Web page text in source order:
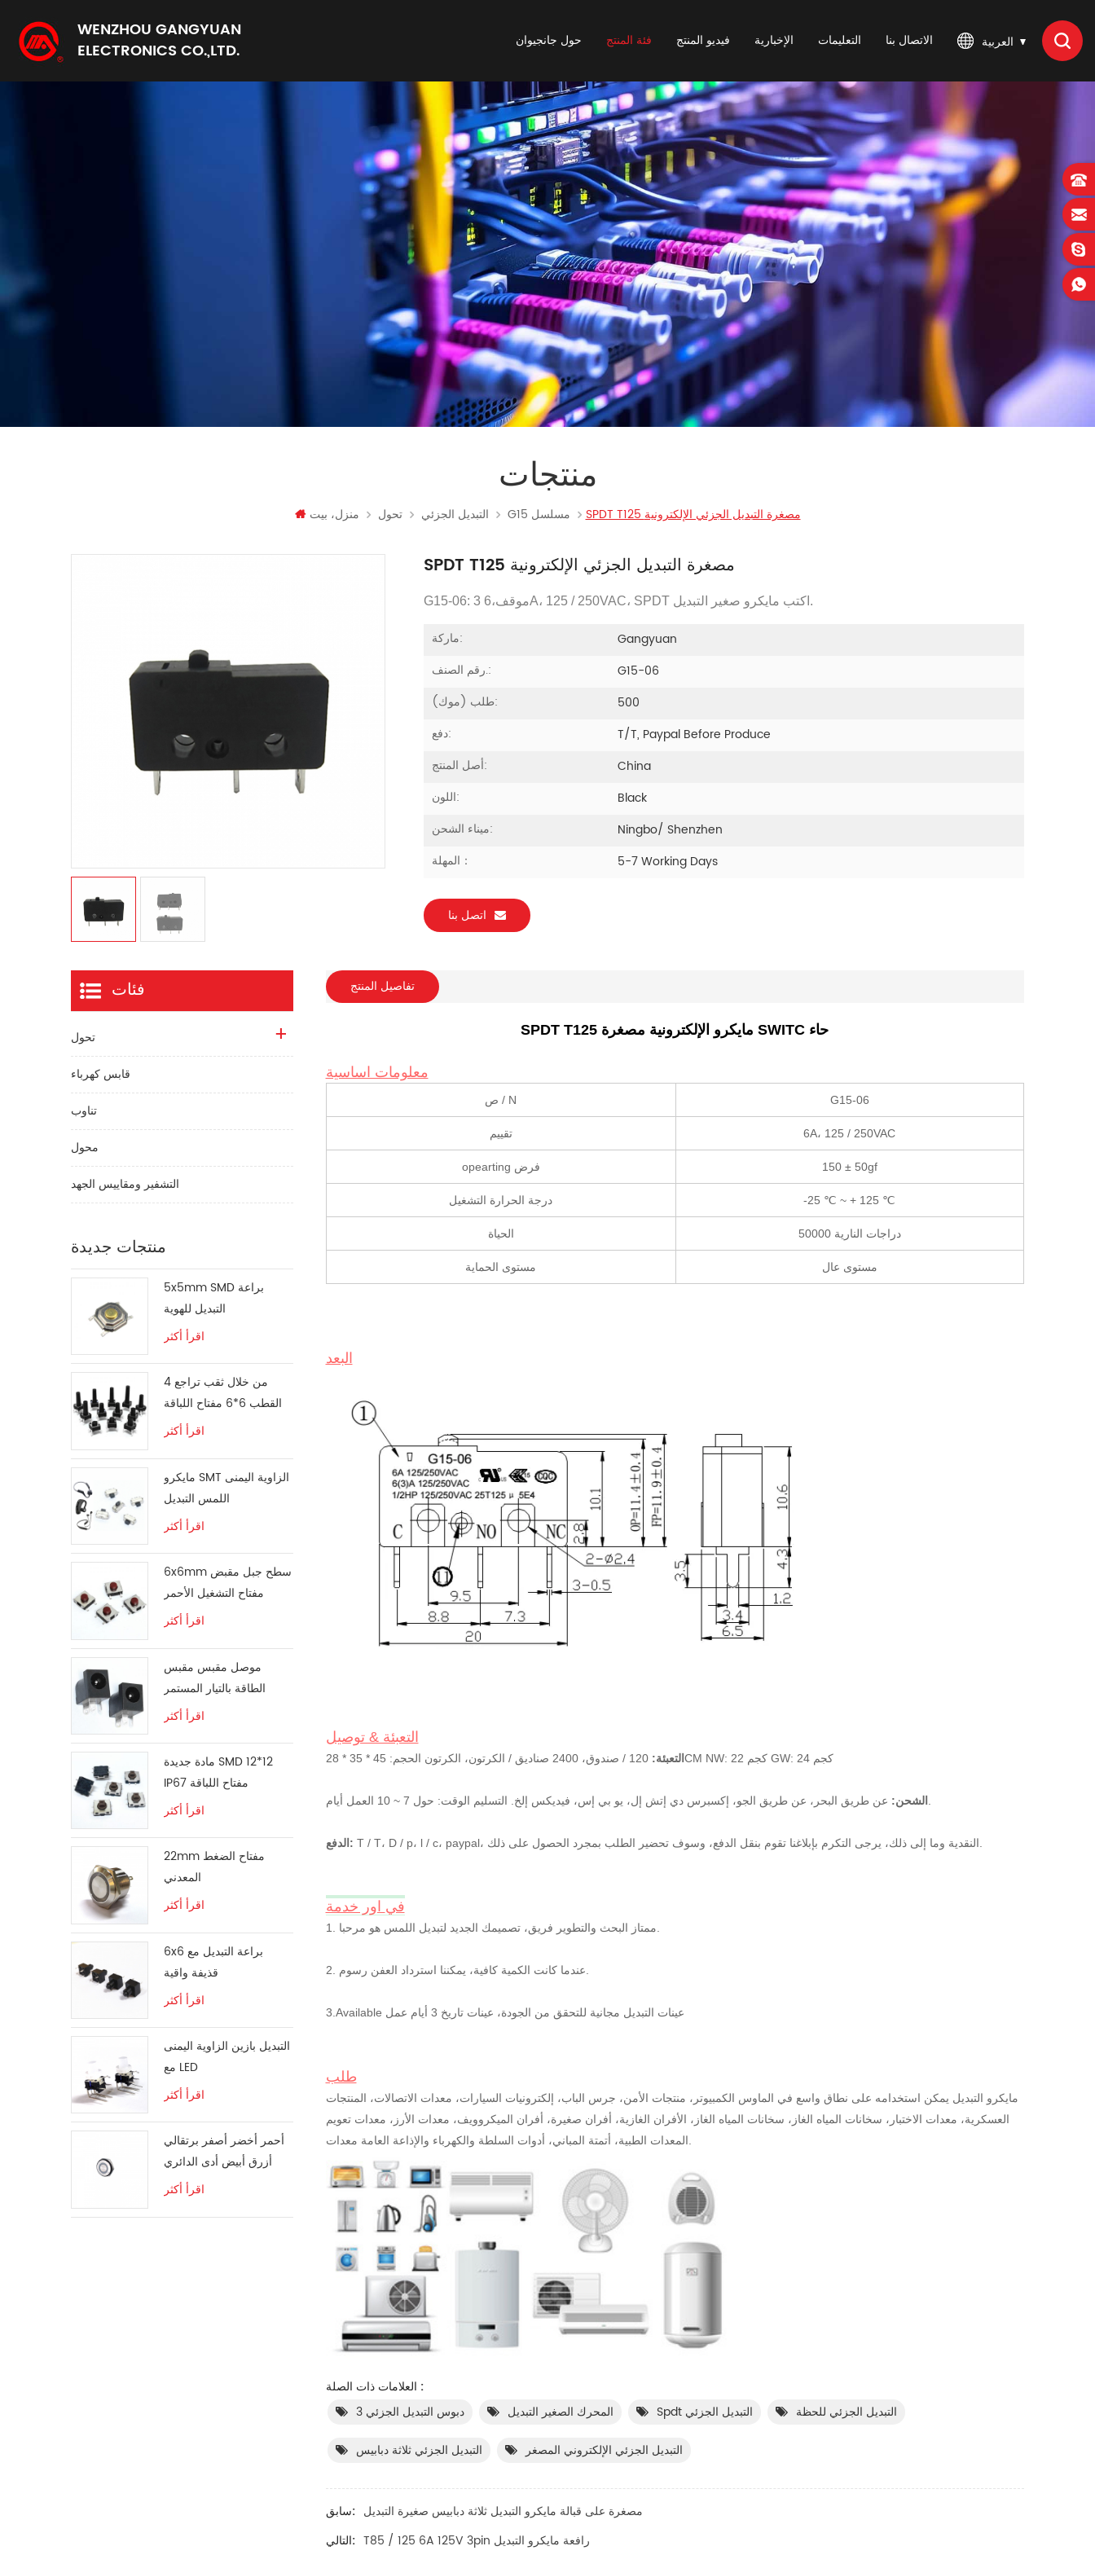
WENZHOU GANGYUAN
ELECTRONICS CO.,LTD.
العربية حول جانجيوان فئة المنتج فيديو المنتج الإخبارية التعليمات الاتصال بنا
منتجات
منزل، بيت تحول التبديل الجزئي G15 مسلسل SPDT T125 مصغرة التبديل الجزئي الإلكترونية
SPDT T125 مصغرة التبديل الجزئي الإلكترونية
G15-06: 3 موقف، 6A، 125 / 250VAC، SPDT اكتب مايكرو صغير التبديل.
ماركة:
Gangyuan
رقم الصنف.:
G15-06
طلب (موك):
500
دفع:
T/T, Paypal Before Produce
أصل المنتج:
China
اللون:
Black
ميناء الشحن:
Ningbo/ Shenzhen
المهلة：
5-7 Working Days
اتصل بنا
تفاصيل المنتج
SPDT T125 مايكرو الإلكترونية مصغرة SWITC حاء
معلومات اساسية
ص / N G15-06
تقييم 6A، 125 / 250VAC
opearting فرض 150 ± 50gf
درجة الحرارة التشغيل -25 ℃ ~ + 125 ℃
الحياة 50000 دراجات النارية
مستوى الحماية مستوى عال
البعد
التعبئة & توصيل
التعبئة: 120 / صندوق، 2400 صناديق / الكرتون، الكرتون الحجم: 45 * 35 * 28CM NW: 22 كجم GW: 24 كجم
الشحن:
الدفع:
في اور خدمة
3.Available عينات التبديل مجانية للتحقق من الجودة، عينات تاريخ 3 أيام عمل
طلب
مايكرو التبديل يمكن استخدامه على نطاق واسع في الماوس الكمبيوتر، منتجات الأمن، جرس الباب، إلكترونيات السيارات، معدات الاتصالات، المنتجات
العسكرية، معدات الاختبار، سخانات المياه الغاز، سخانات المياه الغاز، الأفران الغازية، أفران صغيرة، أفران الميكروويف، معدات الأرز، معدات تعويم
العلامات ذات الصلة :
3 دبوس التبديل الجزئي
المحرك الصغير التبديل Spdt التبديل الجزئي التبديل الجزئي للحظة
التبديل الجزئي ثلاثة دبابيس التبديل الجزئي الإلكتروني المصغر
سابق: مصغرة على قبالة مايكرو التبديل ثلاثة دبابيس صغيرة التبديل
التالي:
T85 / 125 6A 125V 3pin رافعة مايكرو التبديل
فئات
تحول
قابس كهرباء
تناوب
محول
التشفير ومقاييس الجهد
منتجات جديدة
5x5mm SMD براعة
التبديل للهوية
اقرأ أكثر
من خلال ثقب تراجع 4
القطب 6*6 مفتاح اللباقة
اقرأ أكثر
مايكرو SMT الزاوية اليمنى
اللمس التبديل
اقرأ أكثر
6x6mm سطح جبل مقبض
مفتاح التشغيل الأحمر
اقرأ أكثر
موصل مقبس مقبس
الطاقة بالتيار المستمر
اقرأ أكثر
مادة جديدة SMD 12*12
IP67 مفتاح اللباقة
اقرأ أكثر
22mm مفتاح الضغط
المعدني
اقرأ أكثر
6x6 براعة التبديل مع
قذيفة واقية
اقرأ أكثر
التبديل بازين الزاوية اليمنى
مع LED
اقرأ أكثر
أحمر أخضر أصفر برتقالي
أزرق أبيض أدى الدائري
التبديل لحظة
اقرأ أكثر